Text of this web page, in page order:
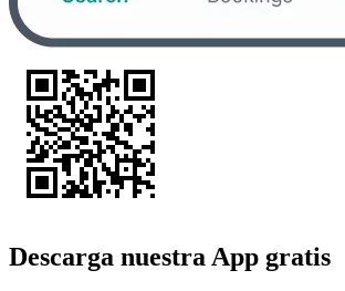
Descarga nuestra App gratis